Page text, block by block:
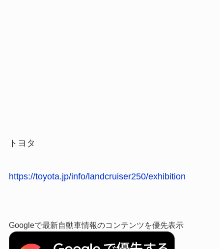
トヨタ
https://toyota.jp/info/landcruiser250/exhibition
Googleで最新自動車情報のコンテンツを優先表示